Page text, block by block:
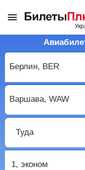
Туда
1, эконом